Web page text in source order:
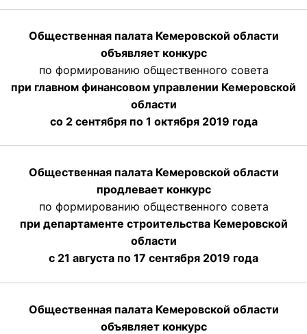
Общественная палата Кемеровской области
объявляет конкурс
по формированию общественного совета
при главном финансовом управлении Кемеровской
области
со 2 сентября по 1 октября 2019 года
Общественная палата Кемеровской области
продлевает конкурс
по формированию общественного совета
при департаменте строительства Кемеровской
области
с 21 августа по 17 сентября 2019 года
Общественная палата Кемеровской области
объявляет конкурс